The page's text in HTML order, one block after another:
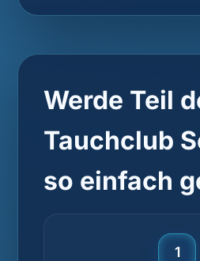
Werde Teil
Tauchclub
so einfach
1